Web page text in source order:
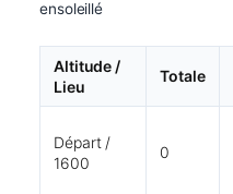
ensoleillé
Altitude /
Lieu
Totale
Départ /
1600
0